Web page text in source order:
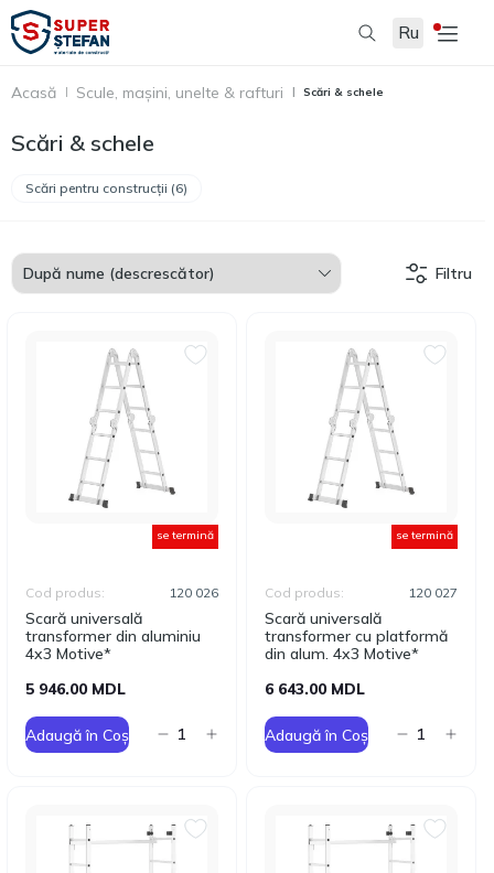
Ru
Acasă Scule, mașini, unelte & rafturi Scări & schele
Scări & schele
Scări pentru construcții (6)
Filtru
se termină
Scară universală
transformer din aluminiu
4x3 Motive*
Cod produs: 120 026
5 946.00 MDL
Adaugă în Coș
se termină
Scară universală
transformer cu platformă
din alum. 4x3 Motive*
Cod produs: 120 027
6 643.00 MDL
Adaugă în Coș